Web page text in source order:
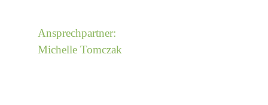
Ansprechpartner:
Michelle Tomczak